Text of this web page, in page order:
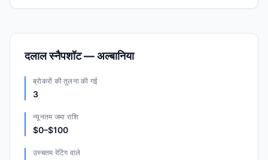
दलाल स्नैपशॉट — अल्बानिया
ब्रोकरों की तुलना की गई
3
न्यूनतम जमा राशि
$0–$100
उच्चतम रेटिंग वाले